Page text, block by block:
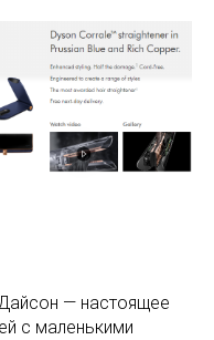
— настоящее
с маленькими